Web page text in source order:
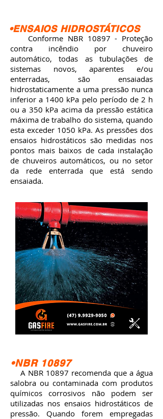
•ENSAIOS HIDROSTÁTICOS
Conforme NBR 10897 - Proteção
contra incêndio por chuveiro
automático, todas as tubulações de
sistemas novos, aparentes e/ou
enterradas, são ensaiadas
hidrostaticamente a uma pressão nunca
inferior a 1400 kPa pelo período de 2 h
ou a 350 kPa acima da pressão estática
máxima de trabalho do sistema, quando
esta exceder 1050 kPa. As pressões dos
ensaios hidrostáticos são medidas nos
pontos mais baixos de cada instalação
de chuveiros automáticos, ou no setor
da rede enterrada que está sendo
ensaiada.
•NBR 10897
A NBR 10897 recomenda que a água
salobra ou contaminada com produtos
químicos corrosivos não podem ser
utilizadas nos ensaios hidrostáticos de
pressão. Quando forem empregadas